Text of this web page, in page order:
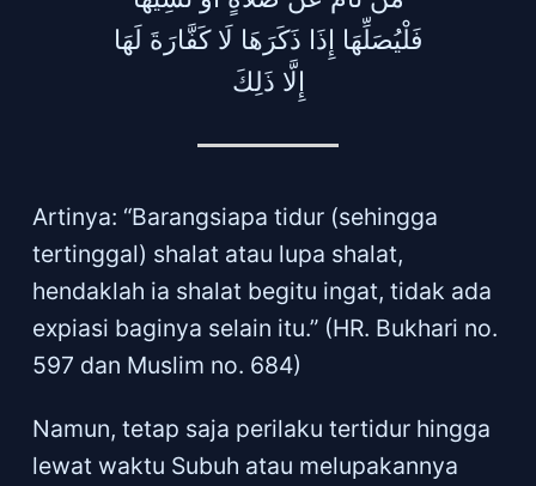
فَلْيُصَلِّهَا إِذَا ذَكَرَهَا لَا كَفَّارَةَ لَهَا
إِلَّا ذَلِكَ
Artinya: “Barangsiapa tidur (sehingga
tertinggal) shalat atau lupa shalat,
hendaklah ia shalat begitu ingat, tidak ada
expiasi baginya selain itu.” (HR. Bukhari no.
597 dan Muslim no. 684)
Namun, tetap saja perilaku tertidur hingga
lewat waktu Subuh atau melupakannya